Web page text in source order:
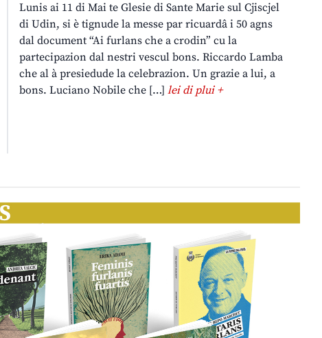
Lunis ai 11 di Mai te Glesie di Sante Marie sul Cjiscjel
di Udin, si è tignude la messe par ricuardâ i 50 agns
dal document “Ai furlans che a crodin” cu la
partecipazion dal nestri vescul bons. Riccardo Lamba
che al à presiedude la celebrazion. Un grazie a lui, a
bons. Luciano Nobile che […]lei di plui +